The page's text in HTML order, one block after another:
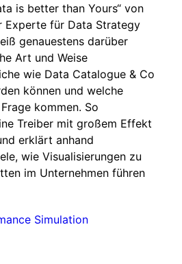
is better than Yours“ von
Experte für Data Strategy
genauestens darüber
Art und Weise
wie Data Catalogue & Co
können und welche
kommen. So
Treiber mit großem Effekt
erklärt anhand
wie Visualisierungen zu
im Unternehmen führen
Simulation